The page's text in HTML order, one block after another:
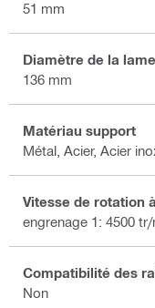
51 mm
Diamètre de la lame
136 mm
Matériau support
Métal, Acier, Acier
Vitesse de rotation
engrenage 1: 4500
Compatibilité des
Non